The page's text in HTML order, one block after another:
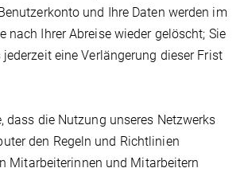
und Ihre Daten werden im
nach Ihrer Abreise wieder gelöscht; Sie
eine Verlängerung dieser Frist
dass die Nutzung unseres Netzwerks
den Regeln und Richtlinien
Mitarbeiterinnen und Mitarbeitern